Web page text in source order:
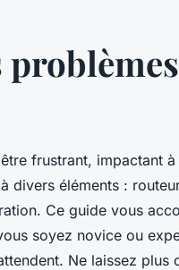
frustrant, impactant
divers éléments :
Ce guide vous
soyez novice ou
Ne laissez plus